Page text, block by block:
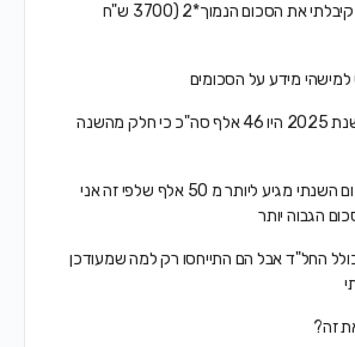
הגשתי בקשה וכבר קיבלתי את הסכום הנמוך*2 (3700 ש"ח
מידע על הסכומים
הכנסות מעבודה בשנת 2025 היו 46 אלף סה"כ כי חלק מהשנה
יחד עם החל"ד הסכום השנתי מגיע ליותר מ 50 אלף שלפי זה אני
הגבוה יותר
החל"ד אבל הם התייחסו רק למה שמעודכן
זה?